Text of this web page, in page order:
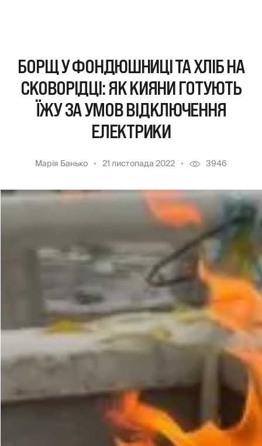
БОРЩ У ФОНДЮШНИЦІ ТА ХЛІБ НА
СКОВОРІДЦІ: ЯК КИЯНИ ГОТУЮТЬ
ЇЖУ ЗА УМОВ ВІДКЛЮЧЕННЯ
ЕЛЕКТРИКИ
Марія Банько 21 листопада 2022 3946